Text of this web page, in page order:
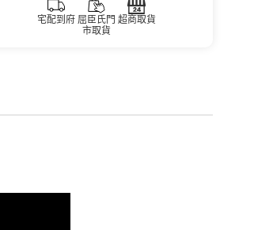
宅配到府 屈臣氏門
市取貨
超商取貨